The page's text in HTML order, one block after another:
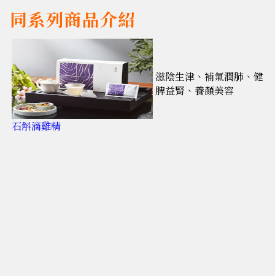
同系列商品介紹
石斛滴雞精
滋陰生津、補氣潤肺、健
脾益腎、養顏美容